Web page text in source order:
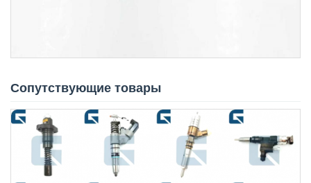
Сопутствующие товары